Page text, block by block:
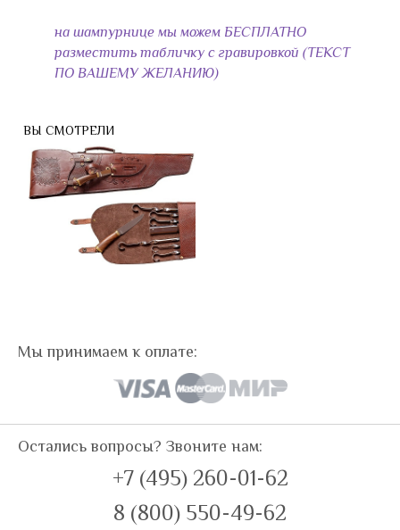
на шампурнице мы можем БЕСПЛАТНО
разместить табличку с гравировкой (ТЕКСТ
ПО ВАШЕМУ ЖЕЛАНИЮ)
ВЫ СМОТРЕЛИ
Мы принимаем к оплате:
Остались вопросы? Звоните нам:
+7 (495) 260-01-62
8 (800) 550-49-62